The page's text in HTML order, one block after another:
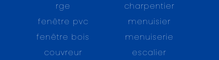
rge
fenêtre pvc
fenêtre bois
couvreur
charpentier
menuisier
menuiserie
escalier